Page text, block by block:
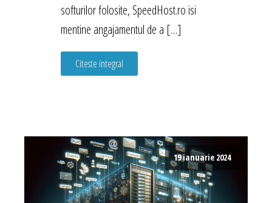
softurilor folosite, SpeedHost.ro isi
mentine angajamentul de a […]
Citeste integral
19 ianuarie 2024